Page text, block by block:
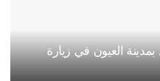
العيون في زيارة